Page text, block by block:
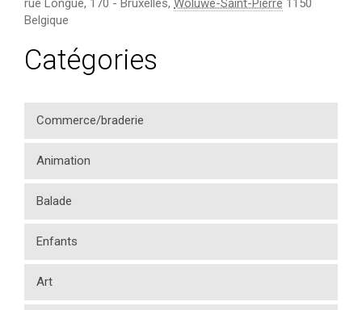
Belgique
Catégories
Commerce/braderie
Animation
Balade
Enfants
Art